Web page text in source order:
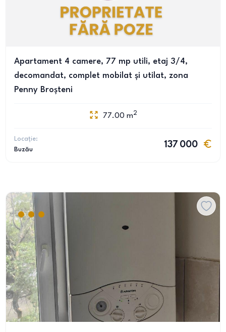
Apartament 4 camere, 77 mp utili, etaj 3/4,
decomandat, complet mobilat și utilat, zona
Penny Broșteni
77.00 m2
Locație:
Buzău
137 000